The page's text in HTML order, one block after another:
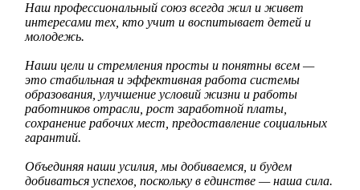
Наш профессиональный союз всегда жил и живет
интересами тех, кто учит и воспитывает детей и
молодежь.
Наши цели и стремления просты и понятны всем —
это стабильная и эффективная работа системы
образования, улучшение условий жизни и работы
работников отрасли, рост заработной платы,
сохранение рабочих мест, предоставление социальных
гарантий.
Объединяя наши усилия, мы добиваемся, и будем
добиваться успехов, поскольку в единстве — наша сила.